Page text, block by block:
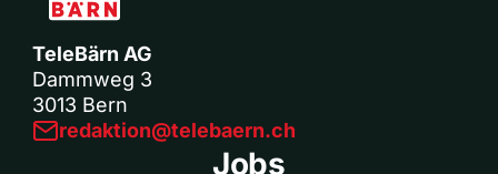
TeleBärn AG
Dammweg 3
3013 Bern
redaktion@telebaern.ch
Jobs